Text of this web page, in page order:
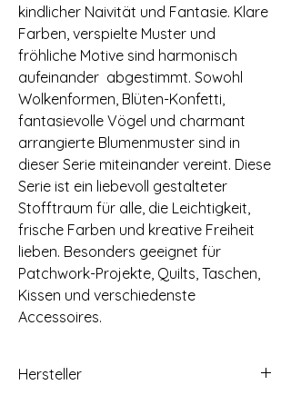
kindlicher Naivität und Fantasie. Klare
Farben, verspielte Muster und
fröhliche Motive sind harmonisch
aufeinander abgestimmt. Sowohl
Wolkenformen, Blüten-Konfetti,
fantasievolle Vögel und charmant
arrangierte Blumenmuster sind in
dieser Serie miteinander vereint. Diese
Serie ist ein liebevoll gestalteter
Stofftraum für alle, die Leichtigkeit,
frische Farben und kreative Freiheit
lieben. Besonders geeignet für
Patchwork-Projekte, Quilts, Taschen,
Kissen und verschiedenste
Accessoires.
Hersteller